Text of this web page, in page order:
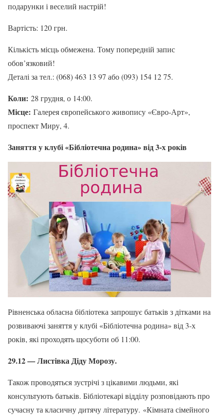
подарунки і веселий настрій!
Вартість: 120 грн.
Кількість місць обмежена. Тому попередній запис
обов’язковий!
Деталі за тел.: (068) 463 13 97 або (093) 154 12 75.
Коли: 28 грудня, о 14:00.
Місце: Галерея європейського живопису «Євро-Арт»,
проспект Миру, 4.
Заняття у клубі «Бібліотечна родина» від 3-х років
Рівненська обласна бібліотека запрошує батьків з дітками на
розвиваючі заняття у клубі «Бібліотечна родина» від 3-х
років, які проходять щосуботи об 11:00.
29.12 — Листівка Діду Морозу.
Також проводяться зустрічі з цікавими людьми, які
консультують батьків. Бібліотекарі відділу розповідають про
сучасну та класичну дитячу літературу. «Кімната сімейного